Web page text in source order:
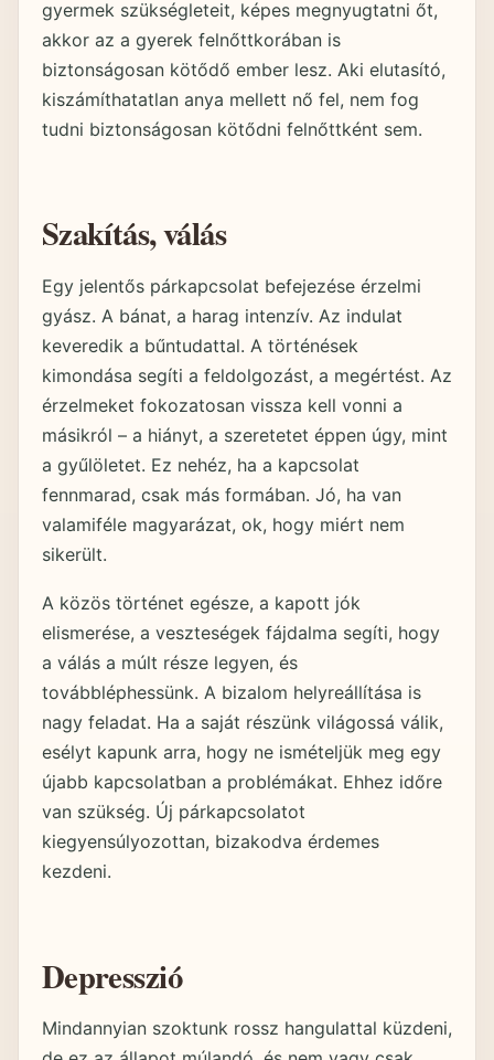
gyermek szükségleteit, képes megnyugtatni őt,
akkor az a gyerek felnőttkorában is
biztonságosan kötődő ember lesz. Aki elutasító,
kiszámíthatatlan anya mellett nő fel, nem fog
tudni biztonságosan kötődni felnőttként sem.
Szakítás, válás
Egy jelentős párkapcsolat befejezése érzelmi
gyász. A bánat, a harag intenzív. Az indulat
keveredik a bűntudattal. A történések
kimondása segíti a feldolgozást, a megértést. Az
érzelmeket fokozatosan vissza kell vonni a
másikról – a hiányt, a szeretetet éppen úgy, mint
a gyűlöletet. Ez nehéz, ha a kapcsolat
fennmarad, csak más formában. Jó, ha van
valamiféle magyarázat, ok, hogy miért nem
sikerült.
A közös történet egésze, a kapott jók
elismerése, a veszteségek fájdalma segíti, hogy
a válás a múlt része legyen, és
továbbléphessünk. A bizalom helyreállítása is
nagy feladat. Ha a saját részünk világossá válik,
esélyt kapunk arra, hogy ne ismételjük meg egy
újabb kapcsolatban a problémákat. Ehhez időre
van szükség. Új párkapcsolatot
kiegyensúlyozottan, bizakodva érdemes
kezdeni.
Depresszió
Mindannyian szoktunk rossz hangulattal küzdeni,